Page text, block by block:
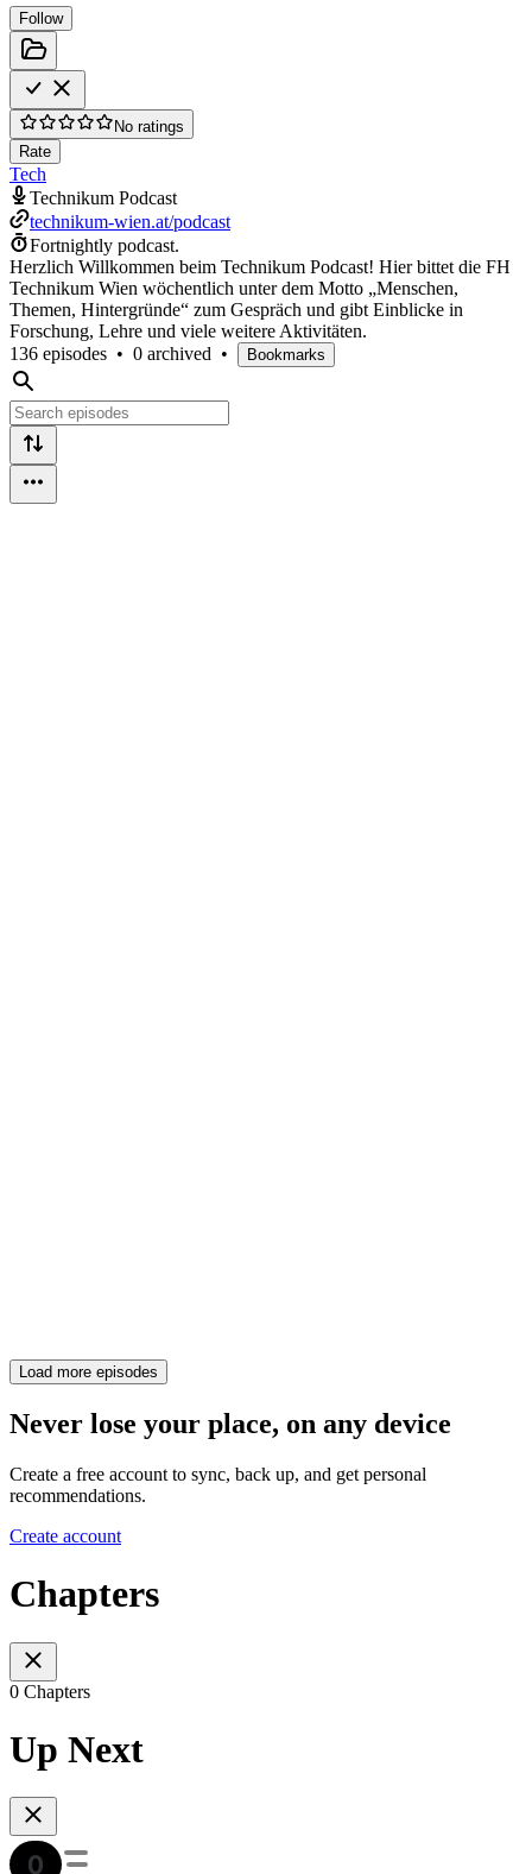
Follow
No ratings
Rate
Tech
Technikum Podcast
technikum-wien.at/podcast
Fortnightly podcast.
Herzlich Willkommen beim Technikum Podcast! Hier bittet die FH
Technikum Wien wöchentlich unter dem Motto „Menschen,
Themen, Hintergründe“ zum Gespräch und gibt Einblicke in
Forschung, Lehre und viele weitere Aktivitäten.
136 episodes • 0 archived • Bookmarks
Load more episodes
Never lose your place, on any device
Create a free account to sync, back up, and get personal
recommendations.
Create account
Chapters
0 Chapters
Up Next